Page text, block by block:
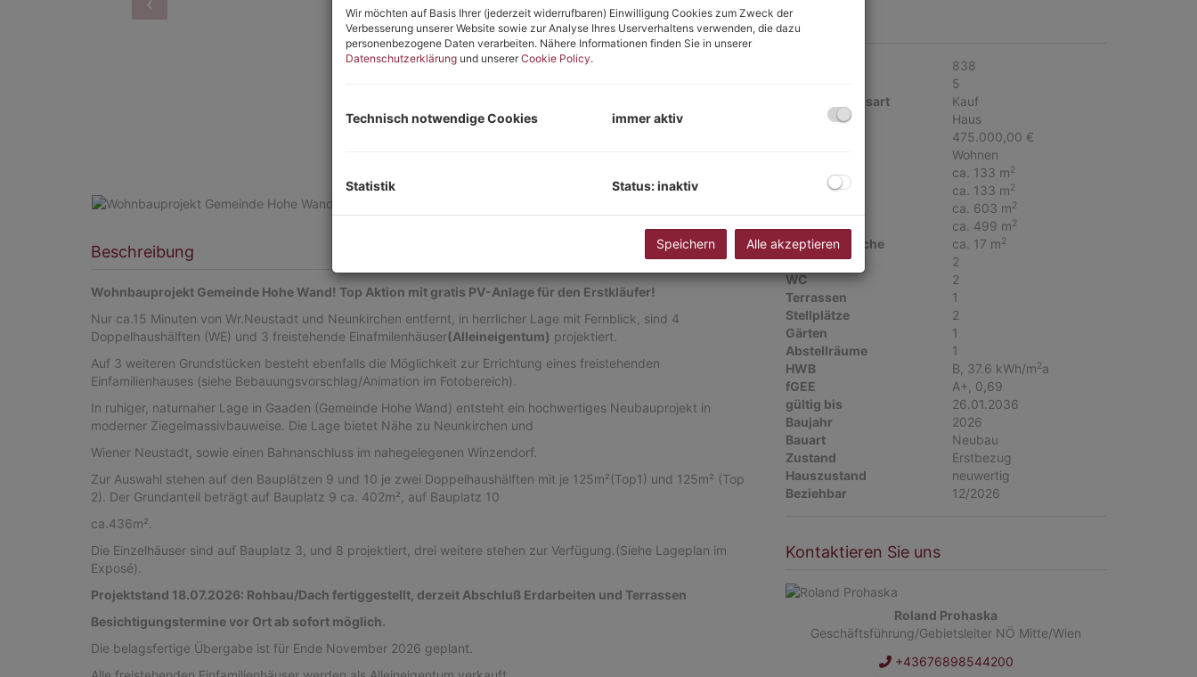
Beschreibung
Wohnbauprojekt Gemeinde Hohe Wand! Top Aktion mit gratis PV-Anlage für den Erstkläufer!
Nur ca.15 Minuten von Wr.Neustadt und Neunkirchen entfernt, in herrlicher Lage mit Fernblick, sind 4
Doppelhaushälften (WE) und 3 freistehende Einafmilenhäuser(Alleineigentum) projektiert.
Auf 3 weiteren Grundstücken besteht ebenfalls die Möglichkeit zur Errichtung eines freistehenden
Einfamilienhauses (siehe Bebauungsvorschlag/Animation im Fotobereich).
In ruhiger, naturnaher Lage in Gaaden (Gemeinde Hohe Wand) entsteht ein hochwertiges Neubauprojekt in
moderner Ziegelmassivbauweise. Die Lage bietet Nähe zu Neunkirchen und
Wiener Neustadt, sowie einen Bahnanschluss im nahegelegenen Winzendorf.
Zur Auswahl stehen auf den Bauplätzen 9 und 10 je zwei Doppelhaushälften mit je 125m²(Top1) und 125m² (Top
2). Der Grundanteil beträgt auf Bauplatz 9 ca. 402m², auf Bauplatz 10
ca.436m².
Die Einzelhäuser sind auf Bauplatz 3, und 8 projektiert, drei weitere stehen zur Verfügung.(Siehe Lageplan im
Exposé).
Projektstand 18.07.2026: Rohbau/Dach fertiggestellt, derzeit Abschluß Erdarbeiten und Terrassen
Besichtigungstermine vor Ort ab sofort möglich.
Die belagsfertige Übergabe ist für Ende November 2026 geplant.
Eckdaten
838
5
Vermarktungsart
Kauf
Objektart
Haus
475.000,00 €
Wohnen
ca. 133 m2
Wohnfläche ca. 133 m2
ca. 603 m2
Gartenfläche ca. 499 m2
Terrassenfläche ca. 17 m2
Bäder
2
WC
2
Terrassen
1
Stellplätze
2
Gärten
1
Abstellräume
1
HWB
B, 37.6 kWh/m2a
fGEE
A+, 0,69
gültig bis
26.01.2036
Baujahr
2026
Bauart
Neubau
Zustand
Erstbezug
Hauszustand
neuwertig
Beziehbar
12/2026
Kontaktieren Sie uns
Roland Prohaska
Geschäftsführung/Gebietsleiter NÖ Mitte/Wien
+43676898544200
Wir möchten auf Basis Ihrer (jederzeit widerrufbaren) Einwilligung Cookies zum Zweck der
Verbesserung unserer Website sowie zur Analyse Ihres Userverhaltens verwenden, die dazu
personenbezogene Daten verarbeiten. Nähere Informationen finden Sie in unserer
Datenschutzerklärung und unsererCookie Policy.
Technisch notwendige Cookies immer aktiv
Statistik Status: inaktiv
Speichern Alle akzeptieren